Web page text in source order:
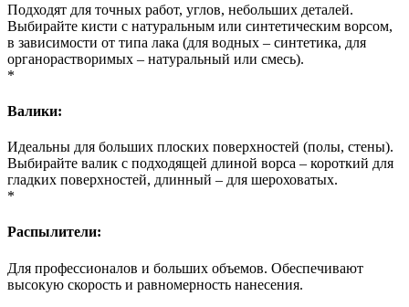
Подходят для точных работ, углов, небольших деталей.
Выбирайте кисти с натуральным или синтетическим ворсом,
в зависимости от типа лака (для водных – синтетика, для
органорастворимых – натуральный или смесь).
*
Валики:
Идеальны для больших плоских поверхностей (полы, стены).
Выбирайте валик с подходящей длиной ворса – короткий для
гладких поверхностей, длинный – для шероховатых.
*
Распылители:
Для профессионалов и больших объемов. Обеспечивают
высокую скорость и равномерность нанесения.